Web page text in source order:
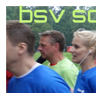
bsv